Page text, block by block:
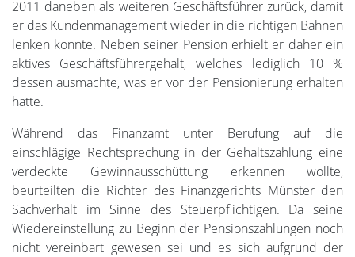
2011 daneben als weiteren Geschäftsführer zurück, damit
er das Kundenmanagement wieder in die richtigen Bahnen
lenken konnte. Neben seiner Pension erhielt er daher ein
aktives Geschäftsführergehalt, welches lediglich 10 %
dessen ausmachte, was er vor der Pensionierung erhalten
hatte.
Während das Finanzamt unter Berufung auf die
einschlägige Rechtsprechung in der Gehaltszahlung eine
verdeckte Gewinnausschüttung erkennen wollte,
beurteilten die Richter des Finanzgerichts Münster den
Sachverhalt im Sinne des Steuerpflichtigen. Da seine
Wiedereinstellung zu Beginn der Pensionszahlungen noch
nicht vereinbart gewesen sei und es sich aufgrund der